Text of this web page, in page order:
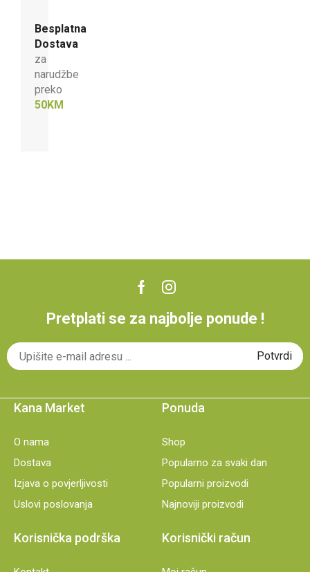
Besplatna
Dostava
za
narudžbe
preko
50KM
Pretplati se za najbolje ponude !
Kana Market
O nama
Dostava
Izjava o povjerljivosti
Uslovi poslovanja
Ponuda
Shop
Popularno za svaki dan
Popularni proizvodi
Najnoviji proizvodi
Korisnička podrška Korisnički račun